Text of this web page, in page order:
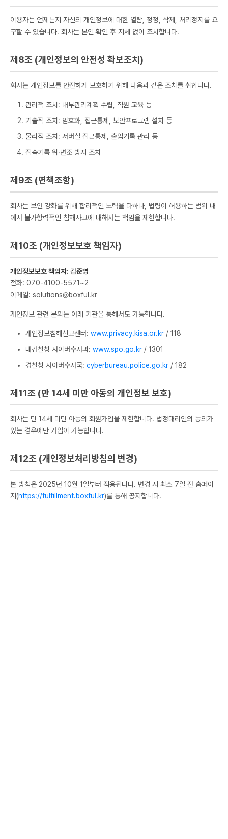
이용자는 언제든지 자신의 개인정보에 대한 열람, 정정, 삭제, 처리정지를 요
구할 수 있습니다. 회사는 본인 확인 후 지체 없이 조치합니다.
제8조 (개인정보의 안전성 확보조치)
회사는 개인정보를 안전하게 보호하기 위해 다음과 같은 조치를 취합니다.
관리적 조치: 내부관리계획 수립, 직원 교육 등
기술적 조치: 암호화, 접근통제, 보안프로그램 설치 등
물리적 조치: 서버실 접근통제, 출입기록 관리 등
접속기록 위·변조 방지 조치
제9조 (면책조항)
회사는 보안 강화를 위해 합리적인 노력을 다하나, 법령이 허용하는 범위 내
에서 불가항력적인 침해사고에 대해서는 책임을 제한합니다.
제10조 (개인정보보호 책임자)
개인정보보호 책임자: 김준영
전화: 070-4100-5571~2
이메일: solutions@boxful.kr
개인정보 관련 문의는 아래 기관을 통해서도 가능합니다.
개인정보침해신고센터: www.privacy.kisa.or.kr / 118
대검찰청 사이버수사과: www.spo.go.kr / 1301
경찰청 사이버수사국: cyberbureau.police.go.kr / 182
제11조 (만 14세 미만 아동의 개인정보 보호)
회사는 만 14세 미만 아동의 회원가입을 제한합니다. 법정대리인의 동의가
있는 경우에만 가입이 가능합니다.
제12조 (개인정보처리방침의 변경)
본 방침은 2025년 10월 1일부터 적용됩니다. 변경 시 최소 7일 전 홈페이
지(https://fulfillment.boxful.kr)를 통해 공지합니다.